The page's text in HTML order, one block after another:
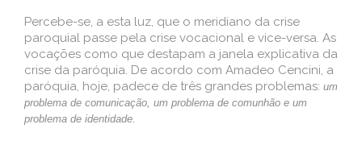
Percebe-se, a esta luz, que o meridiano da crise
paroquial passe pela crise vocacional e vice-versa. As
vocações como que destapam a janela explicativa da
crise da paróquia. De acordo com Amadeo Cencini, a
paróquia, hoje, padece de três grandes problemas: um
problema de comunicação, um problema de comunhão e um
problema de identidade.